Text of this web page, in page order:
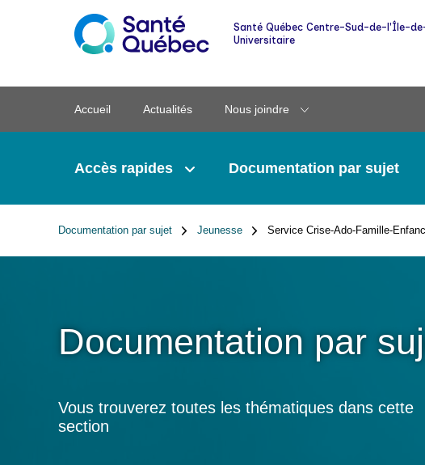
Santé Québec Centre-Sud-de-l'Île-
Universitaire
Accueil Actualités Nous joindre
Accès rapides
Info-RLS - Des nouvelles de votre réseau
local de services
Itinérance
Rougeole
Vaccination et dépistage
Documentation par sujet
Documentation par sujet Jeunesse Service Crise-Ado-Famille-
Documentation par
Vous trouverez toutes les thématiques dans cette
section